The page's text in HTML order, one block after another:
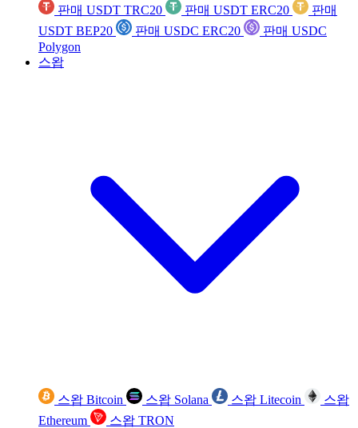
판매 USDT TRC20
판매 USDT ERC20
판매
USDT BEP20
판매 USDC ERC20
판매 USDC
Polygon
스왑
스왑 Bitcoin 스왑 Solana 스왑 Litecoin
스왑
Ethereum
스왑 TRON